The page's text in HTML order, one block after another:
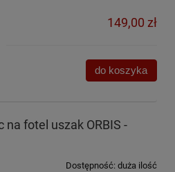
149,00 zł
do koszyka
fotel uszak ORBIS -
Dostępność: duża ilość